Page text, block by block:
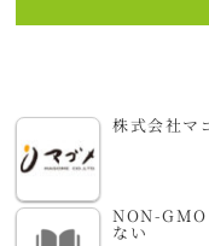
株式会社マ
NON-GMO
ない